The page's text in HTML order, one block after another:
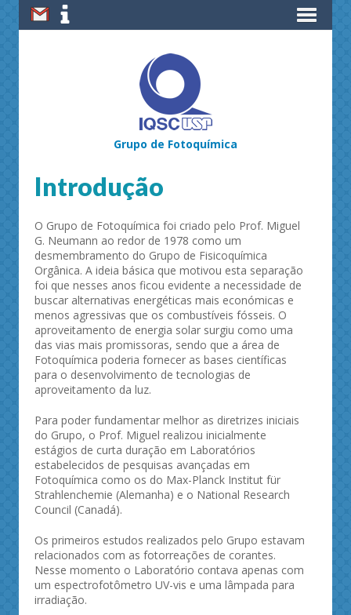
Grupo de Fotoquímica
Introdução
O Grupo de Fotoquímica foi criado pelo Prof. Miguel
G. Neumann ao redor de 1978 como um
desmembramento do Grupo de Fisicoquímica
Orgânica. A ideia básica que motivou esta separação
foi que nesses anos ficou evidente a necessidade de
buscar alternativas energéticas mais económicas e
menos agressivas que os combustíveis fósseis. O
aproveitamento de energia solar surgiu como uma
das vias mais promissoras, sendo que a área de
Fotoquímica poderia fornecer as bases científicas
para o desenvolvimento de tecnologias de
aproveitamento da luz.
Para poder fundamentar melhor as diretrizes iniciais
do Grupo, o Prof. Miguel realizou inicialmente
estágios de curta duração em Laboratórios
estabelecidos de pesquisas avançadas em
Fotoquímica como os do Max-Planck Institut für
Strahlenchemie (Alemanha) e o National Research
Council (Canadá).
Os primeiros estudos realizados pelo Grupo estavam
relacionados com as fotorreações de corantes.
Nesse momento o Laboratório contava apenas com
um espectrofotômetro UV-vis e uma lâmpada para
irradiação.